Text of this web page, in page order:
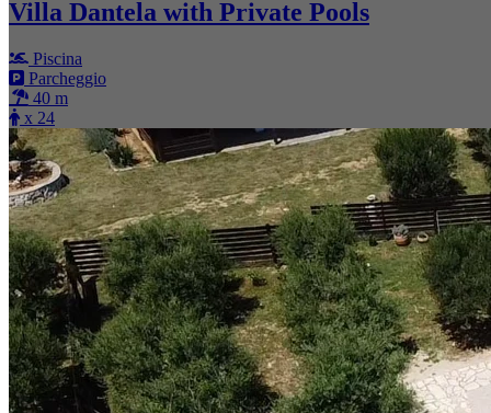
Villa Dantela with Private Pools
Piscina
Parcheggio
40 m
x 24